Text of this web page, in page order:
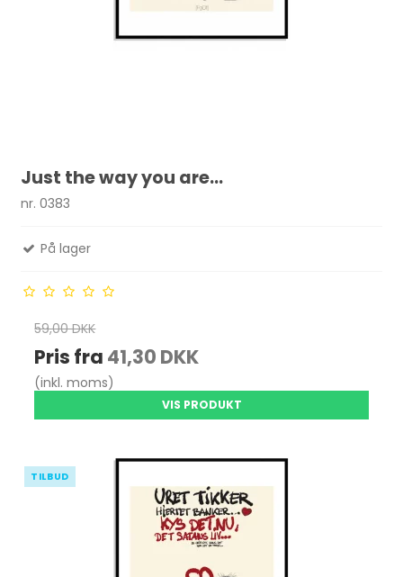
Just the way you are...
nr. 0383
På lager
59,00 DKK
Pris fra 41,30 DKK
(inkl. moms)
VIS PRODUKT
TILBUD